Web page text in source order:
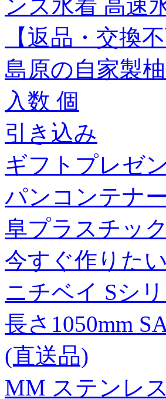
ンズ水着 高速
【返品・交換
島原の自家製
入数 個
引き込み
ギフトプレゼ
パンコンテナ
阜プラスチッ
今すぐ作りた
ニチベイ Sシ
長さ1050mm
(直送品)
MM ステンレ